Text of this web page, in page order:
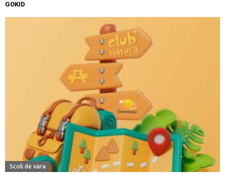
GOKID
Scoli de vara